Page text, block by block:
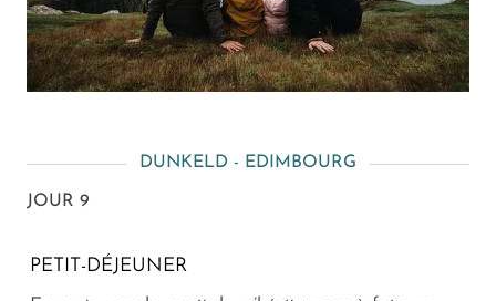
DUNKELD - EDIMBOURG
JOUR 9
PETIT-DÉJEUNER